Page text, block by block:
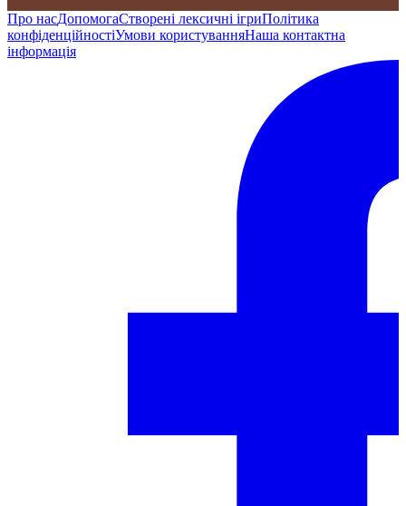
Про насДопомогаСтворені лексичні ігриПолітика
конфіденційностіУмови користуванняНаша контактна
інформація